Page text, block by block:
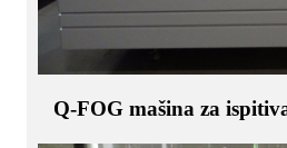
Q-FOG mašina za